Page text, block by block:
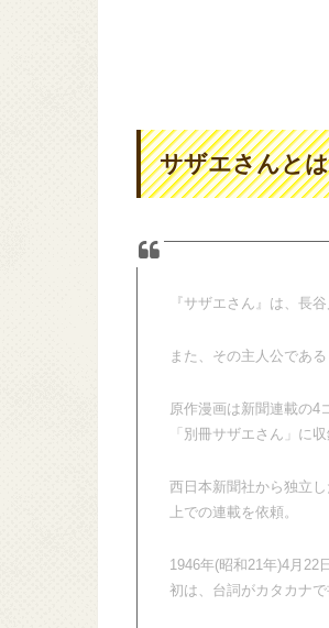
サザエさんと
『サザエさん』は、長
また、その主人公であ
原作漫画は新聞連載の4
「別冊サザエさん」に
西日本新聞社から独立
上での連載を依頼。
1946年(昭和21年)4月22
初は、台詞がカタカナで